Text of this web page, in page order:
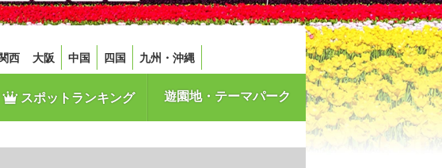
西 大阪 中国 四国 九州・沖縄
スポットランキング 遊園地・テーマパーク